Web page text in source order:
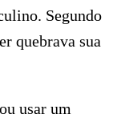
Segundo
quebrava sua
usar um